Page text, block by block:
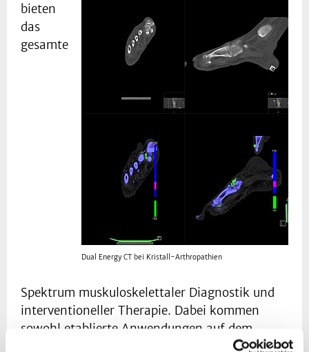
Dual Energy CT bei Kristall-Arthropathien
bieten
das
gesamte
Spektrum muskuloskelettaler Diagnostik und
interventioneller Therapie. Dabei kommen
sowohl etablierte Anwendungen auf dem
neuesten technischen und wissenschaftlichen